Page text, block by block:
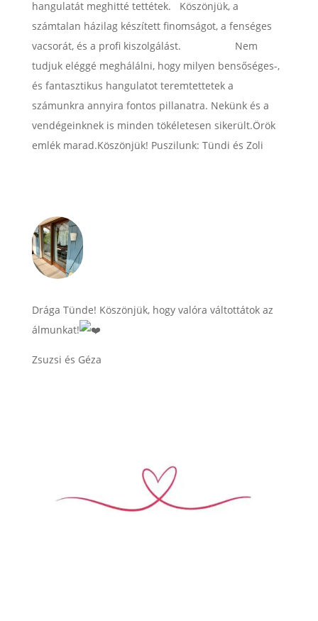
hangulatát meghitté tettétek. Köszönjük, a
számtalan házilag készített finomságot, a fenséges
vacsorát, és a profi kiszolgálást. Nem
tudjuk eléggé meghálálni, hogy milyen bensőséges-,
és fantasztikus hangulatot teremtettetek a
számunkra annyira fontos pillanatra. Nekünk és a
vendégeinknek is minden tökéletesen sikerült.Örök
emlék marad.Köszönjük! Puszilunk: Tündi és Zoli
Drága Tünde! Köszönjük, hogy valóra váltottátok az
álmunkat!
Zsuzsi és Géza